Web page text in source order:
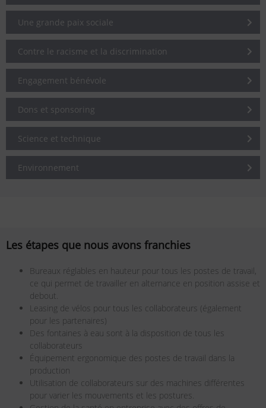
Une grande paix sociale
Contre le racisme et la discrimination
Engagement bénévole
Dons et sponsoring
Science et technique
Environnement
Les étapes que nous avons franchies
Bureaux réglables en hauteur pour tous les postes de travail,
ce qui permet de travailler en alternance en position assise et
debout.
Leasing de vélos pour tous les collaborateurs (également
pour les partenaires)
Des fontaines à eau sont à la disposition de tous les
collaborateurs
Équipement ergonomique des postes de travail dans la
production
Utilisation de collaborateurs sur des machines différentes
pour varier les mouvements et les postures.